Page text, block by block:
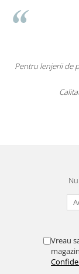
Pentru lenjerii de
Vreau